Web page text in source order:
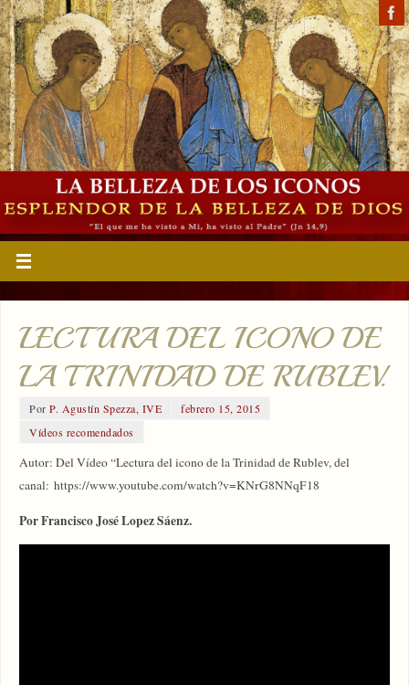
LECTURA DEL ICONO DE
LA TRINIDAD DE RUBLEV.
PorP. Agustín Spezza, IVE
febrero 15, 2015
Vídeos recomendados
Autor: Del Vídeo “Lectura del icono de la Trinidad de Rublev, del
canal: https://www.youtube.com/watch?v=KNrG8NNqF18
Por Francisco José Lopez Sáenz.